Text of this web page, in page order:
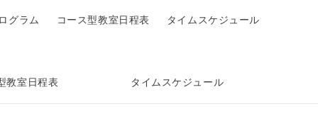
教室日程表 タイムスケジュール
グラム コース型教室日程表 タイムスケジュール